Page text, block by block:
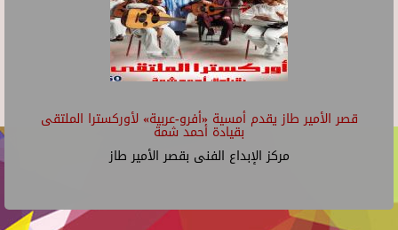
قصر الأمير طاز يقدم أمسية «أفرو-عربية» لأوركسترا الملتقى
بقيادة أحمد شمة
مركز الإبداع الفنى بقصر الأمير طاز